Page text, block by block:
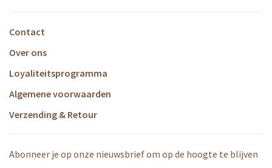
Contact
Over ons
Loyaliteitsprogramma
Algemene voorwaarden
Verzending & Retour
Abonneer je op onze nieuwsbrief om op de hoogte te blijven